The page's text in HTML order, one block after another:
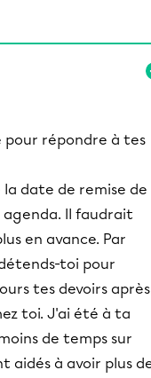
pour répondre à tes
date de remise de
Il faudrait
en avance. Par
toi pour
tes devoirs
toi. J'ai été à ta
de temps sur
aidés à avoir plus